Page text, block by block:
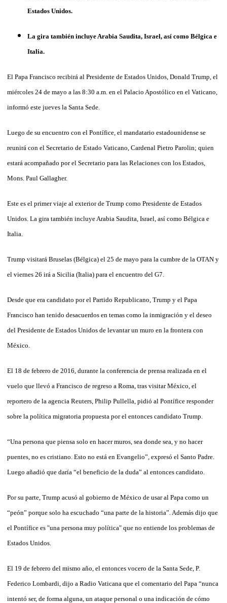
Estados Unidos.
La gira también incluye Arabia Saudita, Israel, así como Bélgica e
Italia.
El Papa Francisco recibirá al Presidente de Estados Unidos, Donald Trump, el
miércoles 24 de mayo a las 8:30 a.m. en el Palacio Apostólico en el Vaticano,
informó este jueves la Santa Sede.
Luego de su encuentro con el Pontífice, el mandatario estadounidense se
reunirá con el Secretario de Estado Vaticano, Cardenal Pietro Parolin; quien
estará acompañado por el Secretario para las Relaciones con los Estados,
Mons. Paul Gallagher.
Este es el primer viaje al exterior de Trump como Presidente de Estados
Unidos. La gira también incluye Arabia Saudita, Israel, así como Bélgica e
Italia.
Trump visitará Bruselas (Bélgica) el 25 de mayo para la cumbre de la OTAN y
el viernes 26 irá a Sicilia (Italia) para el encuentro del G7.
Desde que era candidato por el Partido Republicano, Trump y el Papa
Francisco han tenido desacuerdos en temas como la inmigración y el deseo
del Presidente de Estados Unidos de levantar un muro en la frontera con
México.
El 18 de febrero de 2016, durante la conferencia de prensa realizada en el
vuelo que llevó a Francisco de regreso a Roma, tras visitar México, el
reportero de la agencia Reuters, Philip Pullella, pidió al Pontífice responder
sobre la política migratoria propuesta por el entonces candidato Trump.
“Una persona que piensa solo en hacer muros, sea donde sea, y no hacer
puentes, no es cristiano. Esto no está en Evangelio”, expresó el Santo Padre.
Luego añadió que daría “el beneficio de la duda” al entonces candidato.
Por su parte, Trump acusó al gobierno de México de usar al Papa como un
“peón” porque solo ha escuchado “una parte de la historia”. Además dijo que
el Pontífice es "una persona muy política" que no entiende los problemas de
Estados Unidos.
El 19 de febrero del mismo año, el entonces vocero de la Santa Sede, P.
Federico Lombardi, dijo a Radio Vaticana que el comentario del Papa “nunca
intentó ser, de forma alguna, un ataque personal o una indicación de cómo